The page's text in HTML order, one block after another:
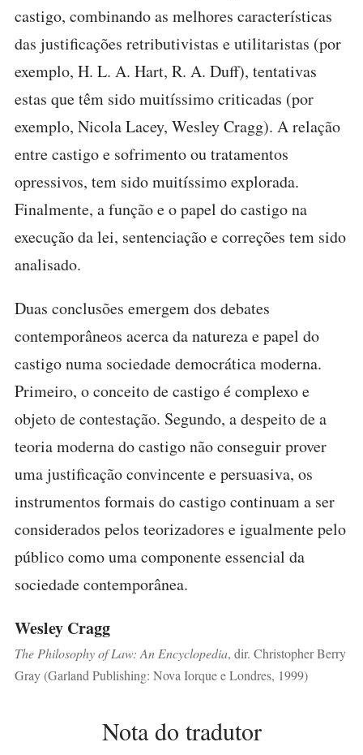
castigo, combinando as melhores características
das justificações retributivistas e utilitaristas (por
exemplo, H. L. A. Hart, R. A. Duff), tentativas
estas que têm sido muitíssimo criticadas (por
exemplo, Nicola Lacey, Wesley Cragg). A relação
entre castigo e sofrimento ou tratamentos
opressivos, tem sido muitíssimo explorada.
Finalmente, a função e o papel do castigo na
execução da lei, sentenciação e correções tem sido
analisado.
Duas conclusões emergem dos debates
contemporâneos acerca da natureza e papel do
castigo numa sociedade democrática moderna.
Primeiro, o conceito de castigo é complexo e
objeto de contestação. Segundo, a despeito de a
teoria moderna do castigo não conseguir prover
uma justificação convincente e persuasiva, os
instrumentos formais do castigo continuam a ser
considerados pelos teorizadores e igualmente pelo
público como uma componente essencial da
sociedade contemporânea.
Wesley Cragg
The Philosophy of Law: An Encyclopedia, dir. Christopher Berry
Gray (Garland Publishing: Nova Iorque e Londres, 1999)
Nota do tradutor